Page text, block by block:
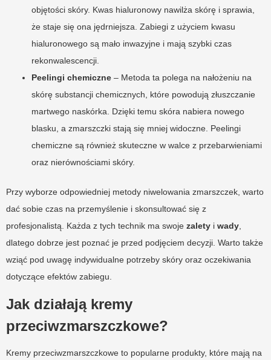
objętości skóry. Kwas hialuronowy nawilża skórę i sprawia,
że staje się ona jędrniejsza. Zabiegi z użyciem kwasu
hialuronowego są mało inwazyjne i mają szybki czas
rekonwalescencji.
Peelingi chemiczne – Metoda ta polega na nałożeniu na
skórę substancji chemicznych, które powodują złuszczanie
martwego naskórka. Dzięki temu skóra nabiera nowego
blasku, a zmarszczki stają się mniej widoczne. Peelingi
chemiczne są również skuteczne w walce z przebarwieniami
oraz nierównościami skóry.
Przy wyborze odpowiedniej metody niwelowania zmarszczek, warto
dać sobie czas na przemyślenie i skonsultować się z
profesjonalistą. Każda z tych technik ma swoje zalety i wady
dlatego dobrze jest poznać je przed podjęciem decyzji. Warto także
wziąć pod uwagę indywidualne potrzeby skóry oraz oczekiwania
dotyczące efektów zabiegu.
Jak działają kremy
przeciwzmarszczkowe?
Kremy przeciwzmarszczkowe to popularne produkty, które mają na